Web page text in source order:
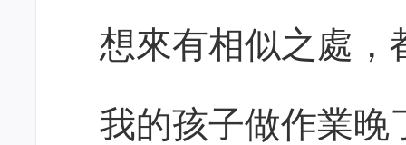
想來有相似之處，
我的孩子做作業晚